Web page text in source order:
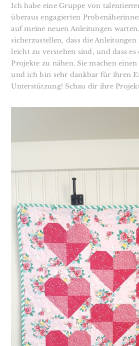
Ich habe eine Gruppe von
überaus engagierten
auf meine neuen Anleitungen
sicherzustellen, dass die
leicht zu verstehen sind, und dass es
Projekte zu nähen. Sie machen
und ich bin sehr dankbar für ihren
Unterstützung! Schau dir ihre